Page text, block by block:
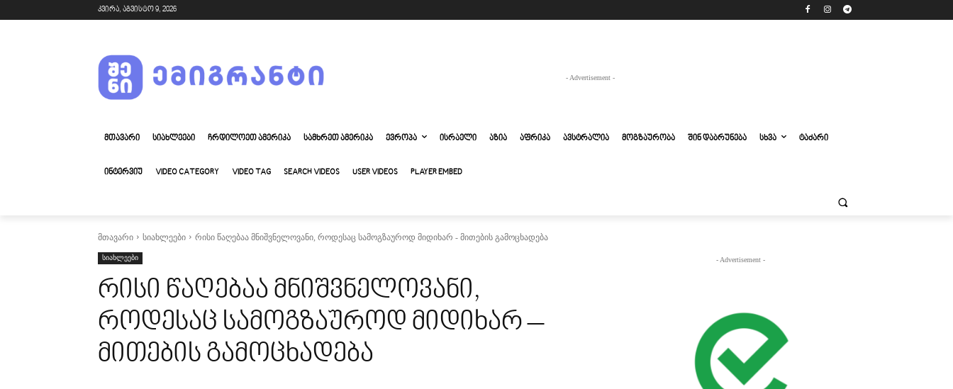
კვირა, აგვისტო 9, 2026
- Advertisement -
ᲛᲗᲐᲕᲐᲠᲘ ᲡᲘᲐᲮᲚᲔᲔᲑᲘ ᲩᲠᲓᲘᲚᲝᲔᲗ ᲐᲛᲔᲠᲘᲙᲐ ᲡᲐᲛᲮᲠᲔᲗ ᲐᲛᲔᲠᲘᲙᲐ ᲔᲕᲠᲝᲞᲐ ᲘᲡᲠᲐᲔᲚᲘ ᲐᲖᲘᲐ ᲐᲤᲠᲘᲙᲐ ᲐᲕᲡᲢᲠᲐᲚᲘᲐ ᲛᲝᲒᲖᲐᲣᲠᲝᲑᲐ ᲨᲘᲜ ᲓᲐᲑᲠᲣᲜᲔᲑᲐ ᲡᲮᲕᲐ ᲢᲐᲫᲐᲠᲘ
ᲘᲜᲢᲔᲠᲕᲘᲣ VIDEO CATEGORY VIDEO TAG SEARCH VIDEOS USER VIDEOS PLAYER EMBED
მთავარი სიახლეები რისი წაღებაა მნიშვნელოვანი, როდესაც სამოგზაუროდ მიდიხარ - მითების გამოცხადება
სიახლეები
რისი წაღებაა მნიშვნელოვანი,
როდესაც სამოგზაუროდ მიდიხარ –
მითების გამოცხადება
- Advertisement -